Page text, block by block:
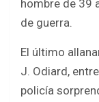
hombre de 39
de guerra.
El último
J. Odiard,
policía